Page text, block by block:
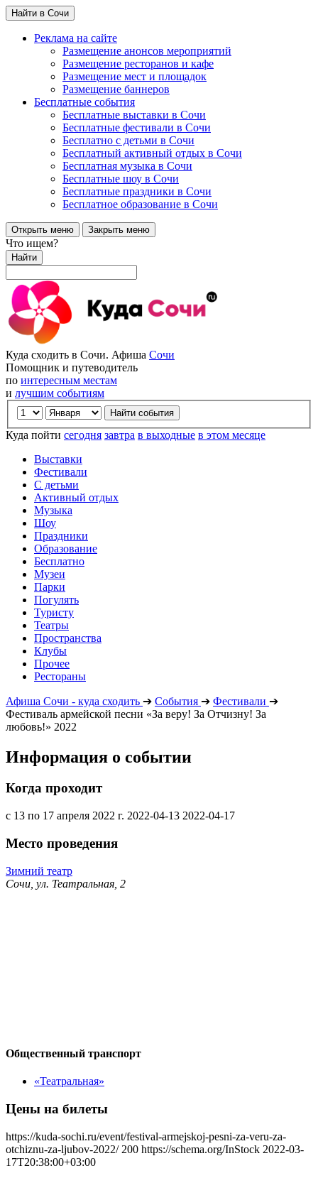
Найти в Сочи
Реклама на сайте
Размещение анонсов мероприятий
Размещение ресторанов и кафе
Размещение мест и площадок
Размещение баннеров
Бесплатные события
Бесплатные выставки в Сочи
Бесплатные фестивали в Сочи
Бесплатно с детьми в Сочи
Бесплатный активный отдых в Сочи
Бесплатная музыка в Сочи
Бесплатные шоу в Сочи
Бесплатные праздники в Сочи
Бесплатное образование в Сочи
Открыть меню Закрыть меню
Что ищем?
Найти
Куда сходить в Сочи. Афиша Сочи
Помощник и путеводитель
по интересным местам
и лучшим событиям
Куда пойти сегодня завтра в выходные в этом месяце
Выставки
Фестивали
С детьми
Активный отдых
Музыка
Шоу
Праздники
Образование
Бесплатно
Музеи
Парки
Погулять
Туристу
Театры
Пространства
Клубы
Прочее
Рестораны
Афиша Сочи - куда сходить ➔ События ➔ Фестивали ➔
Фестиваль армейской песни «За веру! За Отчизну! За
любовь!» 2022
Информация о событии
Когда проходит
с 13 по 17 апреля 2022 г. 2022-04-13 2022-04-17
Место проведения
Зимний театр
Сочи, ул. Театральная, 2
Общественный транспорт
«Театральная»
Цены на билеты
https://kuda-sochi.ru/event/festival-armejskoj-pesni-za-veru-za-
otchiznu-za-ljubov-2022/ 200 https://schema.org/InStock 2022-03-
17T20:38:00+03:00